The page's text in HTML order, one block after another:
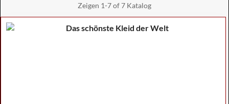
Zeigen 1-7 of 7 Katalog